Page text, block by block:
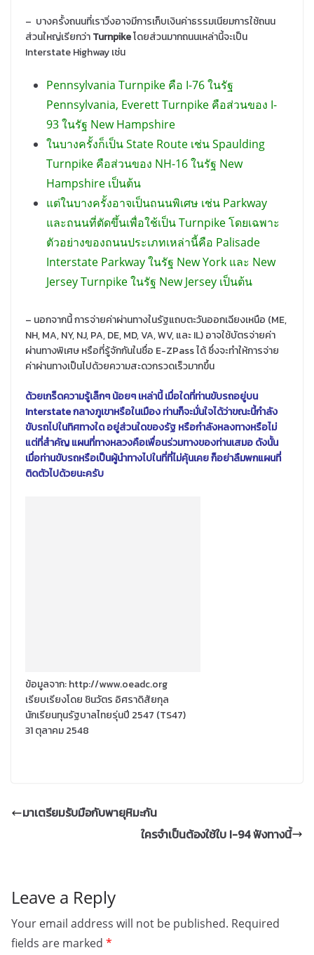
– บางครั้งถนนที่เราวิ่งอาจมีการเก็บเงินค่าธรรมเนียมการใช้ถนน
ส่วนใหญ่เรียกว่าTurnpikeโดยส่วนมากถนนเหล่านี้จะเป็น
Interstate Highway เช่น
Pennsylvania Turnpike คือ I-76 ในรัฐ
Pennsylvania, Everett Turnpike คือส่วนของ I-
93 ในรัฐ New Hampshire
ในบางครั้งก็เป็น State Route เช่น Spaulding
Turnpike คือส่วนของ NH-16 ในรัฐ New
Hampshire เป็นต้น
แต่ในบางครั้งอาจเป็นถนนพิเศษ เช่น Parkway
และถนนที่ตัดขึ้นเพื่อใช้เป็น Turnpike โดยเฉพาะ
ตัวอย่างของถนนประเภทเหล่านี้คือ Palisade
Interstate Parkway ในรัฐ New York และ New
Jersey Turnpike ในรัฐ New Jersey เป็นต้น
– นอกจากนี้ การจ่ายค่าผ่านทางในรัฐแถบตะวันออกเฉียงเหนือ (ME,
NH, MA, NY, NJ, PA, DE, MD, VA, WV, และ IL) อาจใช้บัตรจ่ายค่า
ผ่านทางพิเศษ หรือที่รู้จักกันในชื่อ E-ZPass ได้ ซึ่งจะทำให้การจ่าย
ค่าผ่านทางเป็นไปด้วยความสะดวกรวดเร็วมากขึ้น
ด้วยเกร็ดความรู้เล็กๆ น้อยๆ เหล่านี้ เมื่อใดที่ท่านขับรถอยู่บน
Interstate กลางภูเขาหรือในเมือง ท่านก็จะมั่นใจได้ว่าขณะนี้กำลัง
ขับรถไปในทิศทางใด อยู่ส่วนใดของรัฐ หรือกำลังหลงทางหรือไม่
แต่ที่สำคัญ แผนที่ทางหลวงคือเพื่อนร่วมทางของท่านเสมอ ดังนั้น
เมื่อท่านขับรถหรือเป็นผู้นำทางไปในที่ที่ไม่คุ้นเคย ก็อย่าลืมพกแผนที่
ติดตัวไปด้วยนะครับ
ข้อมูลจาก: http://www.oeadc.org
เรียบเรียงโดย ชินวัตร อิศราดิสัยกุล
นักเรียนทุนรัฐบาลไทยรุ่นปี 2547 (TS47)
31 ตุลาคม 2548
มาเตรียมรับมือกับพายุหิมะกัน
ใครจำเป็นต้องใช้ใบ I-94 ฟังทางนี้
Leave a Reply
Your email address will not be published. Required
fields are marked *